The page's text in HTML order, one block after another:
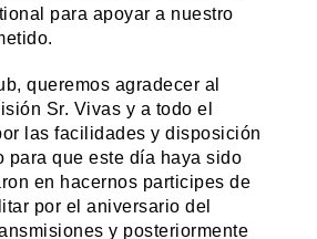
para apoyar a nuestro
queremos agradecer al
Sr. Vivas y a todo el
las facilidades y disposición
para que este día haya sido
en hacernos participes de
por el aniversario del
y posteriormente